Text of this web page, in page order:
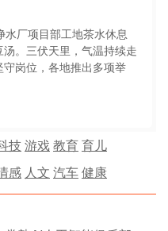
厂项目部工地茶水休息
。三伏天里，气温持续走
岗位，各地推出多项举
技游戏教育育儿
感 人文 汽车健康